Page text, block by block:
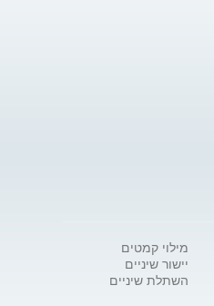
מילוי קמטים
יישור שיניים
השתלת שיניים